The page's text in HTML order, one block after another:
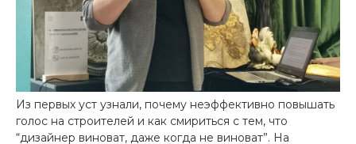
Из первых уст узнали, почему неэффективно повышать
голос на строителей и как смириться с тем, что
“дизайнер виноват, даже когда не виноват”. На